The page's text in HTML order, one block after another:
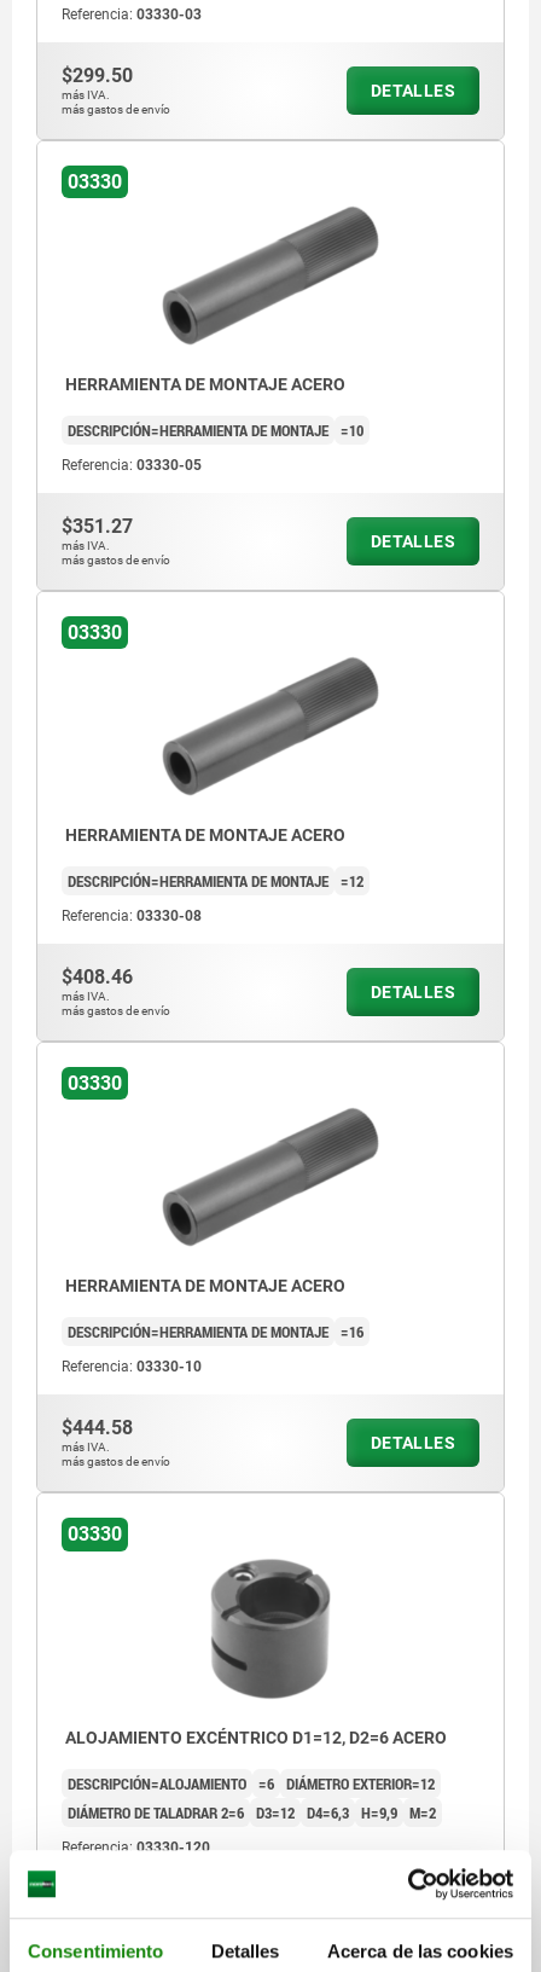
Consentimiento Detalles Acerca de las cookies
1) Herramienta de montaje
Referencia: 03330-03
$299.50
más IVA.
más gastos de envío
DETALLES
03330
HERRAMIENTA DE MONTAJE ACERO
DESCRIPCIÓN=HERRAMIENTA DE MONTAJE =10
Referencia: 03330-05
$351.27
más IVA.
más gastos de envío
DETALLES
03330
HERRAMIENTA DE MONTAJE ACERO
DESCRIPCIÓN=HERRAMIENTA DE MONTAJE =12
Referencia: 03330-08
$408.46
más IVA.
más gastos de envío
DETALLES
03330
HERRAMIENTA DE MONTAJE ACERO
DESCRIPCIÓN=HERRAMIENTA DE MONTAJE =16
Referencia: 03330-10
$444.58
más IVA.
más gastos de envío
DETALLES
03330
ALOJAMIENTO EXCÉNTRICO D1=12, D2=6 ACERO
DESCRIPCIÓN=ALOJAMIENTO =6 DIÁMETRO EXTERIOR=12
DIÁMETRO DE TALADRAR 2=6 D3=12 D4=6,3 H=9,9 M=2
Referencia: 03330-120
más gastos de envío
DETALLES